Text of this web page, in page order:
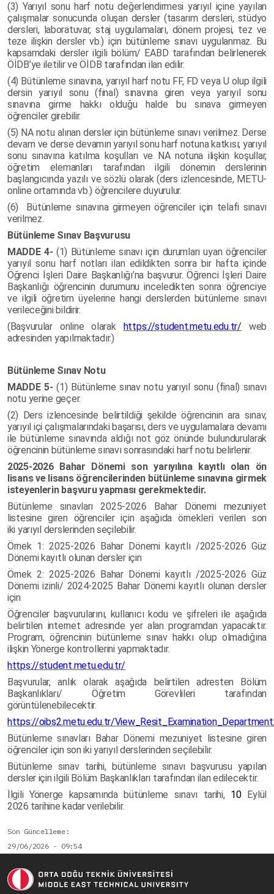
(3) Yarıyıl sonu harf notu değerlendirmesi yarıyıl içine yayılan
çalışmalar sonucunda oluşan dersler (tasarım dersleri, stüdyo
dersleri, laboratuvar, staj uygulamaları, dönem projesi, tez ve
teze ilişkin dersler vb.) için bütünleme sınavı uygulanmaz. Bu
kapsamdaki dersler ilgili bölüm/ EABD tarafından belirlenerek
ÖİDB’ye iletilir ve ÖİDB tarafından ilan edilir.
(4) Bütünleme sınavına, yarıyıl harf notu FF, FD veya U olup ilgili
dersin yarıyıl sonu (final) sınavına giren veya yarıyıl sonu
sınavına girme hakkı olduğu halde bu sınava girmeyen
öğrenciler girebilir.
(5) NA notu alınan dersler için bütünleme sınavı verilmez. Derse
devam ve derse devamın yarıyıl sonu harf notuna katkısı; yarıyıl
sonu sınavına katılma koşulları ve NA notuna ilişkin koşullar,
öğretim elemanları tarafından ilgili dönemin derslerinin
başlangıcında yazılı ve sözlü olarak (ders izlencesinde, METU-
online ortamında vb.) öğrencilere duyurulur.
(6) Bütünleme sınavına girmeyen öğrenciler için telafi sınavı
verilmez.
Bütünleme Sınav Başvurusu
MADDE 4- (1) Bütünleme sınavı için durumları uyan öğrenciler
yarıyıl sonu harf notları ilan edildikten sonra bir hafta içinde
Öğrenci İşleri Daire Başkanlığı’na başvurur. Öğrenci İşleri Daire
Başkanlığı öğrencinin durumunu inceledikten sonra öğrenciye
ve ilgili öğretim üyelerine hangi derslerden bütünleme sınavı
verileceğini bildirir.
(Başvurular online olarak https://student.metu.edu.tr/ web
adresinden yapılmaktadır.)
Bütünleme Sınav Notu
MADDE 5- (1) Bütünleme sınav notu yarıyıl sonu (final) sınavı
notu yerine geçer.
(2) Ders izlencesinde belirtildiği şekilde öğrencinin ara sınav,
yarıyıl içi çalışmalarındaki başarısı, ders ve uygulamalara devamı
ile bütünleme sınavında aldığı not göz önünde bulundurularak
öğrencinin bütünleme sınavı sonrasındaki harf notu belirlenir.
2025-2026 Bahar Dönemi son yarıyılına kayıtlı olan ön
lisans ve lisans öğrencilerinden bütünleme sınavına girmek
isteyenlerin başvuru yapması gerekmektedir.
Bütünleme sınavları 2025-2026 Bahar Dönemi mezuniyet
listesine giren öğrenciler için aşağıda örnekleri verilen son
iki yarıyıl derslerinden seçilebilir.
Örnek 1: 2025-2026 Bahar Dönemi kayıtlı /2025-2026 Güz
Dönemi kayıtlı olunan dersler için
Örnek 2: 2025-2026 Bahar Dönemi kayıtlı /2025-2026 Güz
Dönemi izinli/ 2024-2025 Bahar Dönemi kayıtlı olunan dersler
için
Öğrenciler başvurularını, kullanıcı kodu ve şifreleri ile aşağıda
belirtilen internet adresinde yer alan programdan yapacaktır.
Program, öğrencinin bütünleme sınav hakkı olup olmadığına
ilişkin Yönerge kontrollerini yapmaktadır.
https://student.metu.edu.tr/
Başvurular, anlık olarak aşağıda belirtilen adresten Bölüm
Başkanlıkları/ Öğretim Görevlileri tarafından
görüntülenebilecektir.
https://oibs2.metu.edu.tr/
Bütünleme sınavları Bahar Dönemi mezuniyet listesine giren
öğrenciler için son iki yarıyıl derslerinden seçilebilir.
Bütünleme sınav tarihi, bütünleme sınavı başvurusu yapılan
dersler için ilgili Bölüm Başkanlıkları tarafından ilan edilecektir.
İlgili Yönerge kapsamında bütünleme sınavı tarihi,10 Eylül
2026 tarihine kadar verilebilir.
Son Güncelleme
29/06/2026 - 09:54